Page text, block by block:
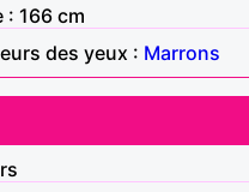
: 166 cm
des yeux : Marrons